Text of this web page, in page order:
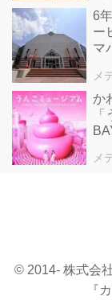
6
ー
マ
メ
か
メ
© 2014- 株式会
『